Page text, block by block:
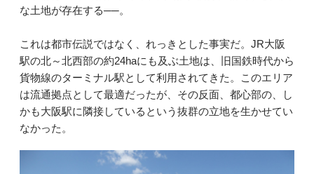
な土地が存在する──。
これは都市伝説ではなく、れっきとした事実だ。JR大阪
駅の北～北西部の約24haにも及ぶ土地は、旧国鉄時代から
貨物線のターミナル駅として利用されてきた。このエリア
は流通拠点として最適だったが、その反面、都心部の、し
かも大阪駅に隣接しているという抜群の立地を生かせてい
なかった。